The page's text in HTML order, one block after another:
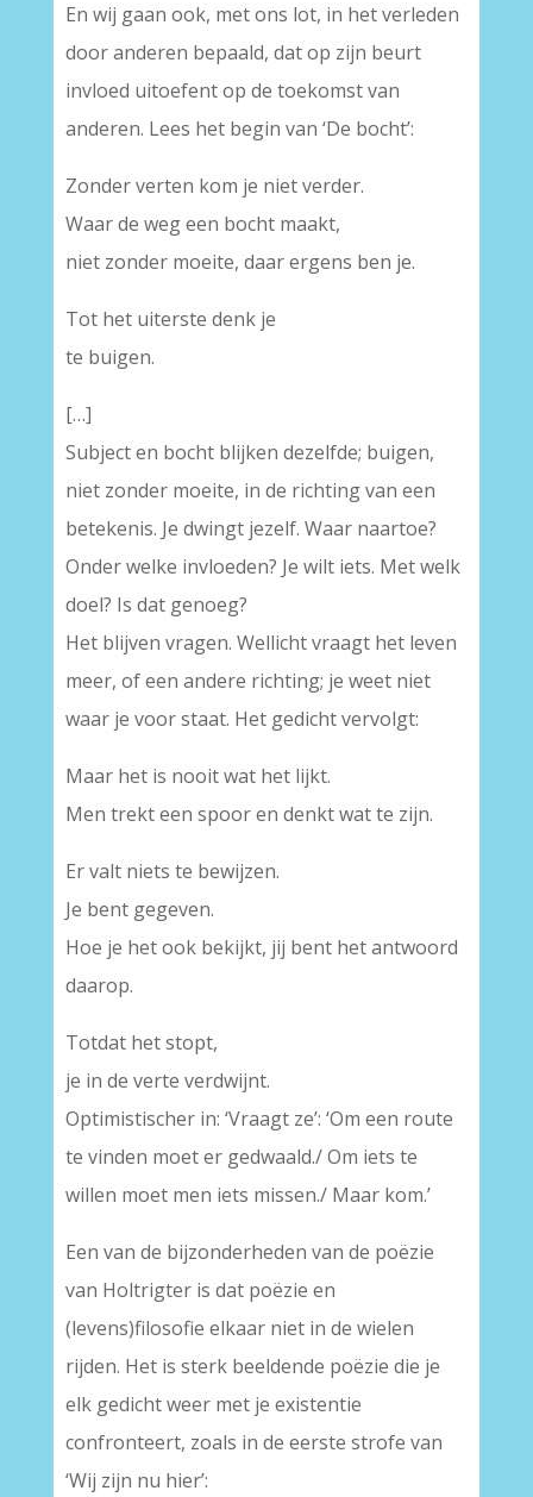
En wij gaan ook, met ons lot, in het verleden
door anderen bepaald, dat op zijn beurt
invloed uitoefent op de toekomst van
anderen. Lees het begin van ‘De bocht’:
Zonder verten kom je niet verder.
Waar de weg een bocht maakt,
niet zonder moeite, daar ergens ben je.
Tot het uiterste denk je
te buigen.
[…]
Subject en bocht blijken dezelfde; buigen,
niet zonder moeite, in de richting van een
betekenis. Je dwingt jezelf. Waar naartoe?
Onder welke invloeden? Je wilt iets. Met welk
doel? Is dat genoeg?
Het blijven vragen. Wellicht vraagt het leven
meer, of een andere richting; je weet niet
waar je voor staat. Het gedicht vervolgt:
Maar het is nooit wat het lijkt.
Men trekt een spoor en denkt wat te zijn.
Er valt niets te bewijzen.
Je bent gegeven.
Hoe je het ook bekijkt, jij bent het antwoord
daarop.
Totdat het stopt,
je in de verte verdwijnt.
Optimistischer in: ‘Vraagt ze’: ‘Om een route
te vinden moet er gedwaald./ Om iets te
willen moet men iets missen./ Maar kom.’
Een van de bijzonderheden van de poëzie
van Holtrigter is dat poëzie en
(levens)filosofie elkaar niet in de wielen
rijden. Het is sterk beeldende poëzie die je
elk gedicht weer met je existentie
confronteert, zoals in de eerste strofe van
‘Wij zijn nu hier’: